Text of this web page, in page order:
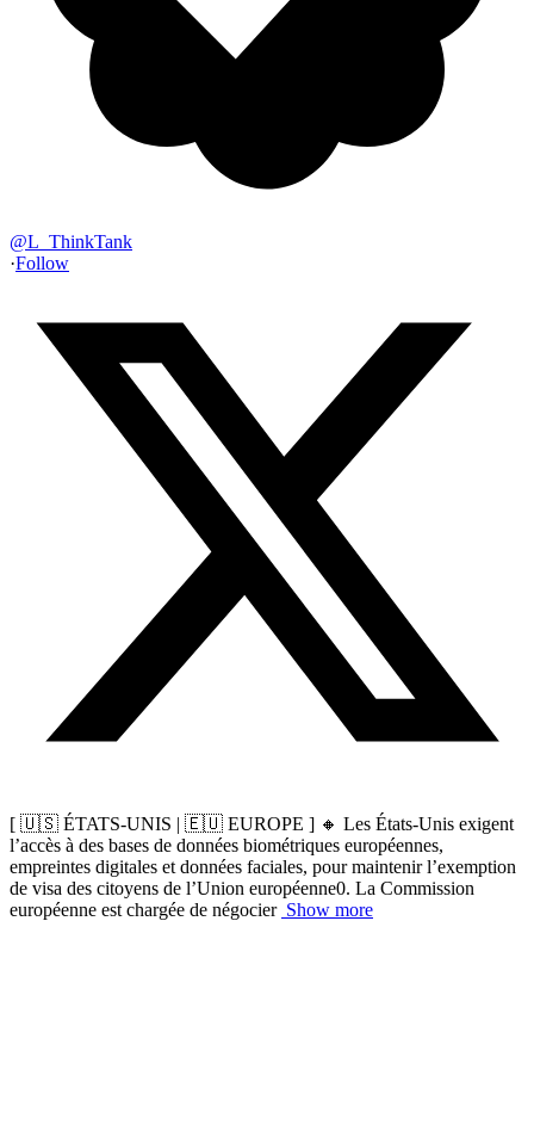
@L_ThinkTank
·Follow
[ 🇺🇸 ÉTATS‑UNIS | 🇪🇺 EUROPE ] 🔸 Les États‑Unis exigent
l’accès à des bases de données biométriques européennes,
empreintes digitales et données faciales, pour maintenir l’exemption
de visa des citoyens de l’Union européenne0. La Commission
européenne est chargée de négocier Show more